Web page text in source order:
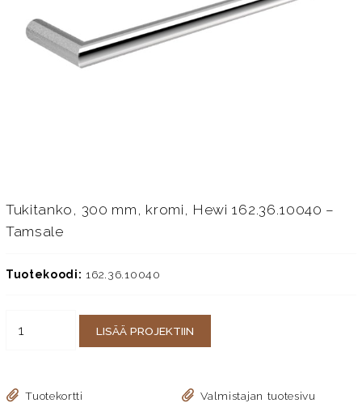
Tukitanko, 300 mm, kromi, Hewi 162.36.10040 –
Tamsale
Tuotekoodi: 162.36.10040
LISÄÄ PROJEKTIIN
Tuotekortti Valmistajan tuotesivu